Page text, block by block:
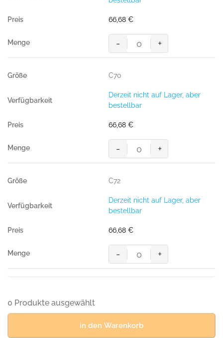
66,68 €
MASCOT® LIDO SHORTS
Menge
- +
C70
Derzeit nicht auf Lager, aber
bestellbar
66,68 €
MASCOT® LIDO SHORTS
Menge
- +
C72
Derzeit nicht auf Lager, aber
bestellbar
66,68 €
MASCOT® LIDO SHORTS
Menge
- +
0 Produkte ausgewählt
in den Warenkorb